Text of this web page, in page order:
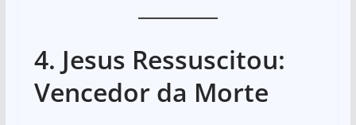
4. Jesus Ressuscitou:
Vencedor da Morte